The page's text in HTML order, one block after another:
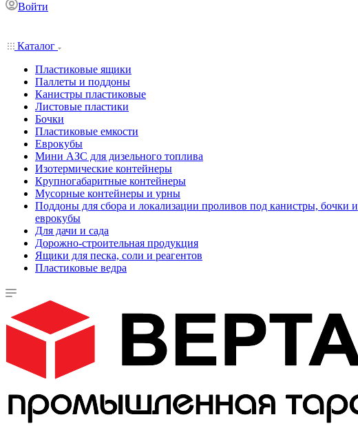
Войти
Каталог
Пластиковые ящики
Паллеты и поддоны
Канистры пластиковые
Листовые пластики
Бочки
Пластиковые емкости
Еврокубы
Мини АЗС для дизельного топлива
Изотермические контейнеры
Крупногабаритные контейнеры
Мусорные контейнеры и урны
Поддоны для сбора и локализации проливов под канистры, бочки и
еврокубы
Для дачи и сада
Дорожно-строительная продукция
Ящики для песка, соли и реагентов
Пластиковые ведра